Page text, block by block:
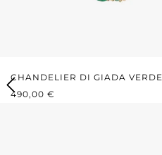
CHANDELIER DI GIADA VERDE
PREZZO NORMALE:
490,00 €